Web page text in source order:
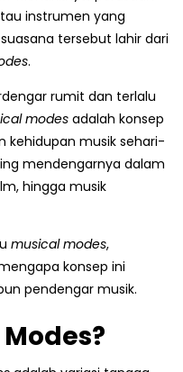
instrumen yang
tersebut lahir dari
.
rumit dan terlalu
modes adalah konsep
kehidupan musik sehari-
mendengarnya dalam
hingga musik
musical modes,
konsep ini
pendengar musik.